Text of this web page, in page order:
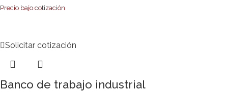
Precio bajo cotización
Solicitar cotización
Banco de trabajo industrial